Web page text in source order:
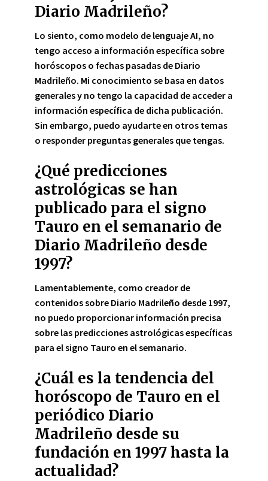
Diario Madrileño?
Lo siento, como modelo de lenguaje AI, no
tengo acceso a información específica sobre
horóscopos o fechas pasadas de Diario
Madrileño. Mi conocimiento se basa en datos
generales y no tengo la capacidad de acceder a
información específica de dicha publicación.
Sin embargo, puedo ayudarte en otros temas
o responder preguntas generales que tengas.
¿Qué predicciones
astrológicas se han
publicado para el signo
Tauro en el semanario de
Diario Madrileño desde
1997?
Lamentablemente, como creador de
contenidos sobre Diario Madrileño desde 1997,
no puedo proporcionar información precisa
sobre las predicciones astrológicas específicas
para el signo Tauro en el semanario.
¿Cuál es la tendencia del
horóscopo de Tauro en el
periódico Diario
Madrileño desde su
fundación en 1997 hasta la
actualidad?